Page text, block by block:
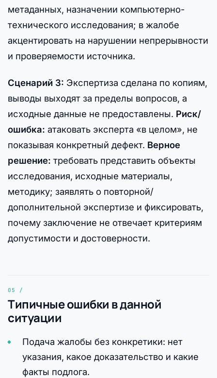
метаданных, назначении компьютерно-
технического исследования; в жалобе
акцентировать на нарушении непрерывности
и проверяемости источника.
Сценарий 3: Экспертиза сделана по копиям,
выводы выходят за пределы вопросов, а
исходные данные не предоставлены. Риск/
ошибка: атаковать эксперта «в целом», не
показывая конкретный дефект. Верное
решение: требовать представить объекты
исследования, исходные материалы,
методику; заявлять о повторной/
дополнительной экспертизе и фиксировать,
почему заключение не отвечает критериям
допустимости и достоверности.
Типичные ошибки в данной
ситуации
Подача жалобы без конкретики: нет
указания, какое доказательство и какие
факты подлога.